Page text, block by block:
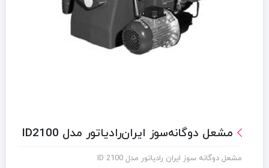
مشعل دوگانه‌سوز ایران‌رادیاتور مدل ID2100
مشعل دوگانه سوز ایران رادیاتور مدل ID 2100